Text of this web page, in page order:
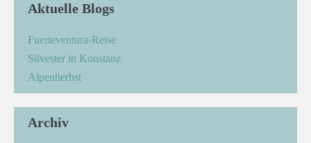
Aktuelle Blogs
Fuerteventura-Reise
Silvester in Konstanz
Alpenherbst
Archiv